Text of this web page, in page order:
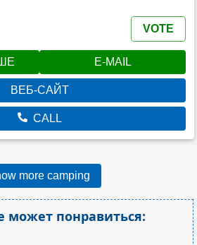
VOTE
E-MAIL
ВЕБ-САЙТ
CALL
more camping
может понравиться: